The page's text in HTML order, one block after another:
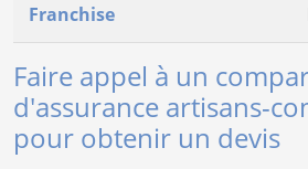
Franchise
Faire appel à un
d'assurance artisans-
pour obtenir un devis